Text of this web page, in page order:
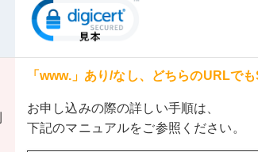
「www.」あり/なし、どちらのURLで
お申し込みの際の詳しい手順は、
下記のマニュアルをご参照ください。